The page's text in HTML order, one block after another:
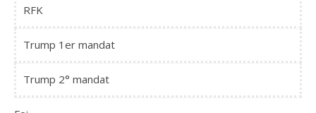
RFK
Trump 1er mandat
Trump 2° mandat